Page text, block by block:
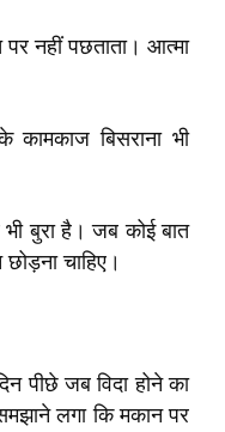
नहीं पछताता। आत्मा
बिसराना भी
बुरा है। जब कोई बात
चाहिए।
पीछे जब विदा होने का
लगा कि मकान पर